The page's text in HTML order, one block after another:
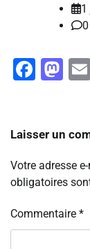
1
0
Laisser un
Votre adresse
obligatoires
Commentaire *